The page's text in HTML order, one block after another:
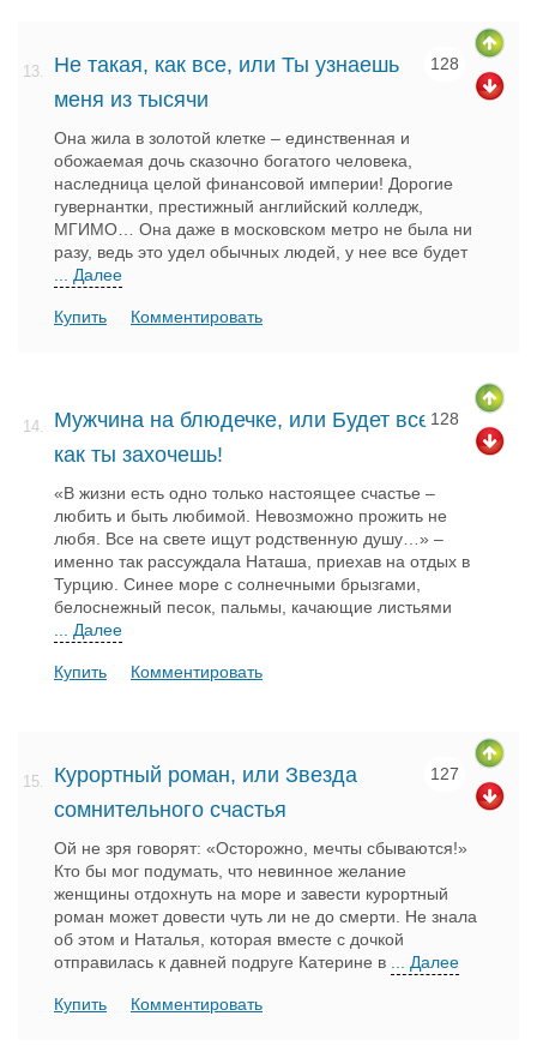
13.
Не такая, как все, или Ты узнаешь
меня из тысячи
128
Она жила в золотой клетке – единственная и
обожаемая дочь сказочно богатого человека,
наследница целой финансовой империи! Дорогие
гувернантки, престижный английский колледж,
МГИМО… Она даже в московском метро не была ни
разу, ведь это удел обычных людей, у нее все будет
... Далее
Купить Комментировать
14.
Мужчина на блюдечке, или Будет все,
как ты захочешь!
128
«В жизни есть одно только настоящее счастье –
любить и быть любимой. Невозможно прожить не
любя. Все на свете ищут родственную душу…» –
именно так рассуждала Наташа, приехав на отдых в
Турцию. Синее море с солнечными брызгами,
белоснежный песок, пальмы, качающие листьями
... Далее
Купить Комментировать
15.
Курортный роман, или Звезда
сомнительного счастья
127
Ой не зря говорят: «Осторожно, мечты сбываются!»
Кто бы мог подумать, что невинное желание
женщины отдохнуть на море и завести курортный
роман может довести чуть ли не до смерти. Не знала
об этом и Наталья, которая вместе с дочкой
отправилась к давней подруге Катерине в
... Далее
Купить Комментировать